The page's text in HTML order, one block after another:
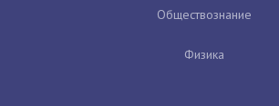
Обществознание
Физика